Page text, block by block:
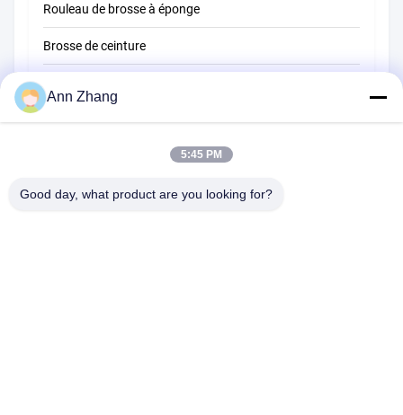
Rouleau de brosse à éponge
Brosse de ceinture
Brosse de balayeuse
Brosse à bout de fil
Ann Zhang
5:45 PM
Good day, what product are you looking for?